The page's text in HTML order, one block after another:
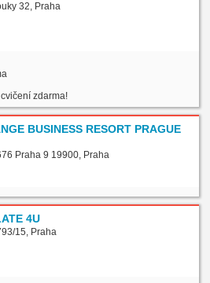
32, Praha
zdarma!
BUSINESS RESORT PRAGUE
Praha 9 19900, Praha
4U
15, Praha